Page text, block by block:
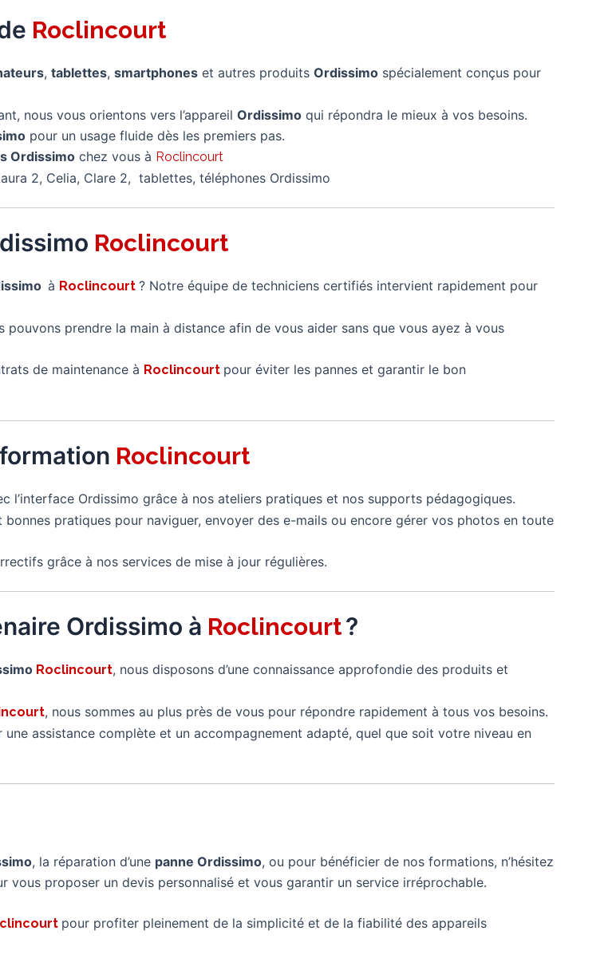
Roclincourt
, tablettes, smartphones et autres produits Ordissimo spécialement conçus pour
nous vous orientons vers l’appareil Ordissimo qui répondra le mieux à vos besoins.
pour un usage fluide dès les premiers pas.
Ordissimo chez vous à Roclincourt
2, Celia, Clare 2, tablettes, téléphones Ordissimo
Roclincourt
à Roclincourt ? Notre équipe de techniciens certifiés intervient rapidement pour
pouvons prendre la main à distance afin de vous aider sans que vous ayez à vous
de maintenance à Roclincourt pour éviter les pannes et garantir le bon
Roclincourt
l’interface Ordissimo grâce à nos ateliers pratiques et nos supports pédagogiques.
bonnes pratiques pour naviguer, envoyer des e-mails ou encore gérer vos photos en toute
grâce à nos services de mise à jour régulières.
Ordissimo à Roclincourt?
Roclincourt, nous disposons d’une connaissance approfondie des produits et
, nous sommes au plus près de vous pour répondre rapidement à tous vos besoins.
assistance complète et un accompagnement adapté, quel que soit votre niveau en
, la réparation d’une panne Ordissimo, ou pour bénéficier de nos formations, n’hésitez
proposer un devis personnalisé et vous garantir un service irréprochable.
pour profiter pleinement de la simplicité et de la fiabilité des appareils